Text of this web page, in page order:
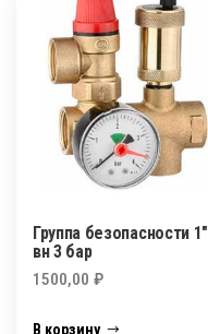
Группа безопасности 1″
вн 3 бар
1500,00 ₽
В корзину